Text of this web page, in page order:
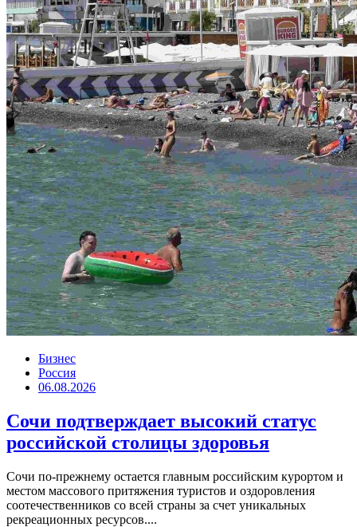
Бизнес
Россия
06.08.2026
Сочи подтверждает высокий статус
российской столицы здоровья
Сочи по-прежнему остается главным российским курортом и
местом массового притяжения туристов и оздоровления
соотечественников со всей страны за счет уникальных
рекреационных ресурсов....